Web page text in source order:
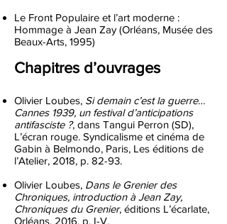
Le Front Populaire et l’art moderne :
Hommage à Jean Zay (Orléans, Musée des
Beaux-Arts, 1995)
Chapitres d’ouvrages
Olivier Loubes, Si demain c’est la guerre…
Cannes 1939, un festival d’anticipations
antifasciste ?, dans Tangui Perron (SD),
L’écran rouge. Syndicalisme et cinéma de
Gabin à Belmondo, Paris, Les éditions de
l’Atelier, 2018, p. 82-93.
Olivier Loubes, Dans le Grenier des
Chroniques, introduction à Jean Zay,
Chroniques du Grenier, éditions L’écarlate,
Orléans, 2016, p. I-V.